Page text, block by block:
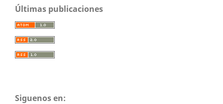
Últimas publicaciones
Siguenos en: